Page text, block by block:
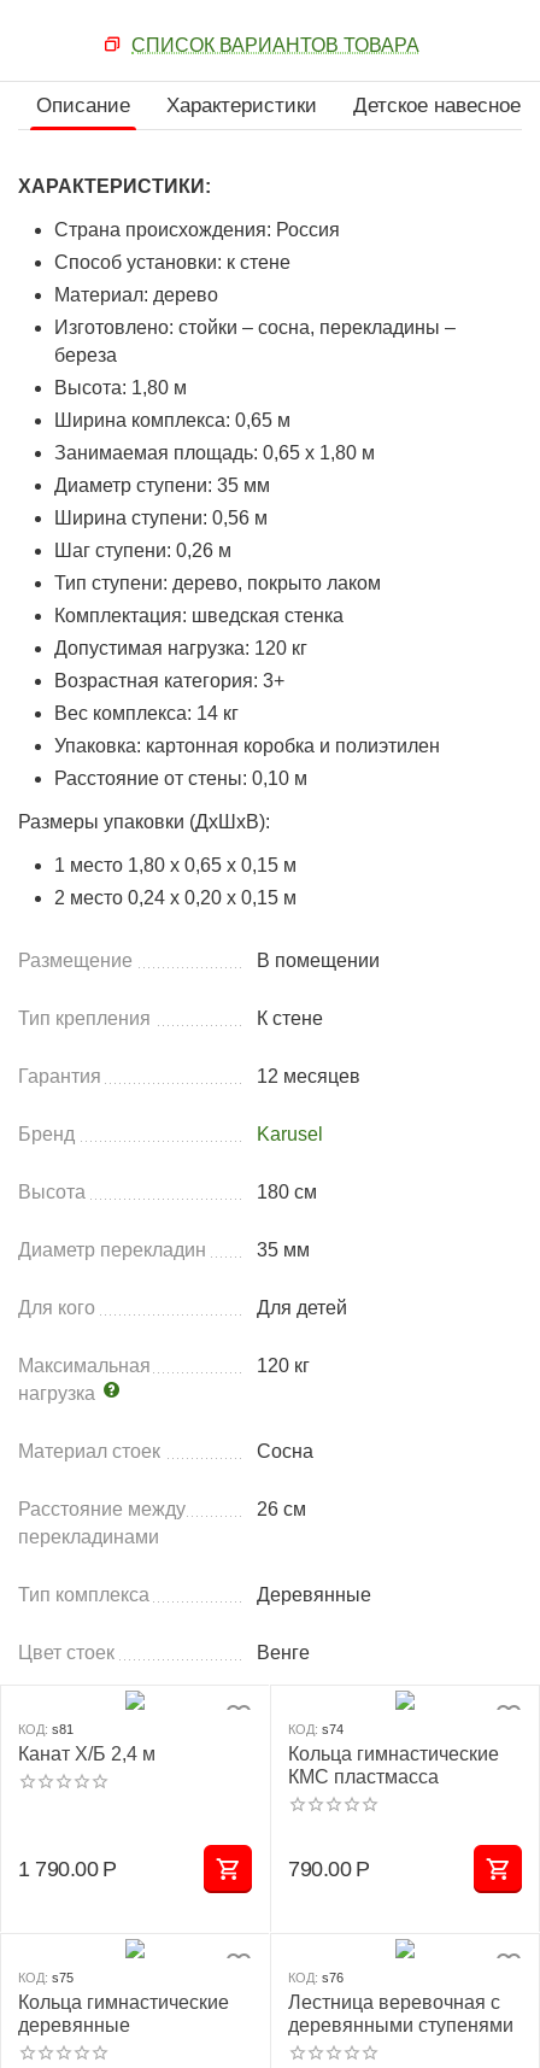
СПИСОК ВАРИАНТОВ ТОВАРА
Описание Характеристики Детское навесное
ХАРАКТЕРИСТИКИ:
Страна происхождения: Россия
Способ установки: к стене
Материал: дерево
Изготовлено: стойки – сосна, перекладины –
береза
Высота: 1,80 м
Ширина комплекса: 0,65 м
Занимаемая площадь: 0,65 х 1,80 м
Диаметр ступени: 35 мм
Ширина ступени: 0,56 м
Шаг ступени: 0,26 м
Тип ступени: дерево, покрыто лаком
Комплектация: шведская стенка
Допустимая нагрузка: 120 кг
Возрастная категория: 3+
Вес комплекса: 14 кг
Упаковка: картонная коробка и полиэтилен
Расстояние от стены: 0,10 м
Размеры упаковки (ДхШхВ):
1 место 1,80 х 0,65 х 0,15 м
2 место 0,24 х 0,20 х 0,15 м
Размещение В помещении
Тип крепления К стене
Гарантия 12 месяцев
Бренд Karusel
Высота 180 см
Диаметр перекладин 35 мм
Для кого Для детей
Максимальная
нагрузка
120 кг
Материал стоек Сосна
Расстояние между
перекладинами
26 см
Тип комплекса Деревянные
Цвет стоек Венге
КОД: s81
Канат Х/Б 2,4 м
1 790.00 Р
КОД: s74
Кольца гимнастические
КМС пластмасса
790.00 Р
КОД: s75
Кольца гимнастические
деревянные
КОД: s76
Лестница веревочная с
деревянными ступенями